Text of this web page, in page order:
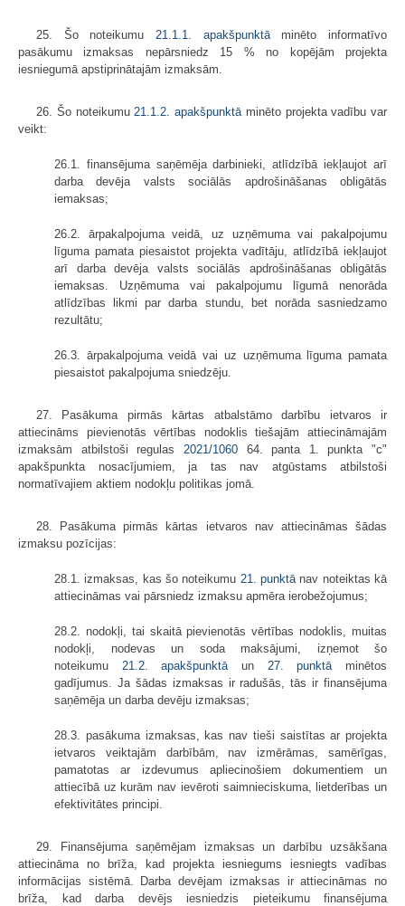
25. Šo noteikumu 21.1.1. apakšpunktāminēto informatīvo
pasākumu izmaksas nepārsniedz 15 % no kopējām projekta
iesniegumā apstiprinātajām izmaksām.
26. Šo noteikumu 21.1.2. apakšpunktā minēto projekta vadību var
veikt:
26.1. finansējuma saņēmēja darbinieki, atlīdzībā iekļaujot arī
darba devēja valsts sociālās apdrošināšanas obligātās
iemaksas;
26.2. ārpakalpojuma veidā, uz uzņēmuma vai pakalpojumu
līguma pamata piesaistot projekta vadītāju, atlīdzībā iekļaujot
arī darba devēja valsts sociālās apdrošināšanas obligātās
iemaksas. Uzņēmuma vai pakalpojumu līgumā nenorāda
atlīdzības likmi par darba stundu, bet norāda sasniedzamo
rezultātu;
26.3. ārpakalpojuma veidā vai uz uzņēmuma līguma pamata
piesaistot pakalpojuma sniedzēju.
27. Pasākuma pirmās kārtas atbalstāmo darbību ietvaros ir
attiecināms pievienotās vērtības nodoklis tiešajām attiecināmajām
izmaksām atbilstoši regulas 2021/106064. panta 1. punkta "c"
apakšpunkta nosacījumiem, ja tas nav atgūstams atbilstoši
normatīvajiem aktiem nodokļu politikas jomā.
28. Pasākuma pirmās kārtas ietvaros nav attiecināmas šādas
izmaksu pozīcijas:
28.1. izmaksas, kas šo noteikumu 21. punktā nav noteiktas kā
attiecināmas vai pārsniedz izmaksu apmēra ierobežojumus;
28.2. nodokļi, tai skaitā pievienotās vērtības nodoklis, muitas
nodokļi, nodevas un soda maksājumi, izņemot šo
noteikumu 21.2. apakšpunktā un 27. punktā minētos
gadījumus. Ja šādas izmaksas ir radušās, tās ir finansējuma
saņēmēja un darba devēju izmaksas;
28.3. pasākuma izmaksas, kas nav tieši saistītas ar projekta
ietvaros veiktajām darbībām, nav izmērāmas, samērīgas,
pamatotas ar izdevumus apliecinošiem dokumentiem un
attiecībā uz kurām nav ievēroti saimnieciskuma, lietderības un
efektivitātes principi.
29. Finansējuma saņēmējam izmaksas un darbību uzsākšana
attiecināma no brīža, kad projekta iesniegums iesniegts vadības
informācijas sistēmā. Darba devējam izmaksas ir attiecināmas no
brīža, kad darba devējs iesniedzis pieteikumu finansējuma